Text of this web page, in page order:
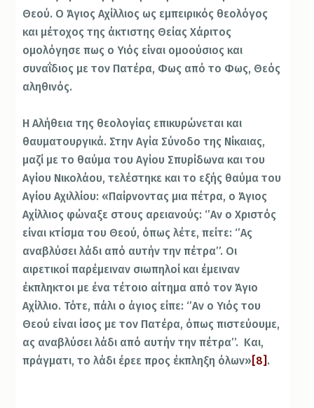
Θεού. Ο Άγιος Αχίλλιος ως εμπειρικός θεολόγος
και μέτοχος της άκτιστης Θείας Χάριτος
ομολόγησε πως ο Υιός είναι ομοούσιος και
συναΐδιος με τον Πατέρα, Φως από το Φως, Θεός
αληθινός.
Η Αλήθεια της θεολογίας επικυρώνεται και
θαυματουργικά. Στην Αγία Σύνοδο της Νίκαιας,
μαζί με το θαύμα του Αγίου Σπυρίδωνα και του
Αγίου Νικολάου, τελέστηκε και το εξής θαύμα του
Αγίου Αχιλλίου: «Παίρνοντας μια πέτρα, ο Άγιος
Αχίλλιος φώναξε στους αρειανούς: ‘’Αν ο Χριστός
είναι κτίσμα του Θεού, όπως λέτε, πείτε: ‘’Ας
αναβλύσει λάδι από αυτήν την πέτρα’’. Οι
αιρετικοί παρέμειναν σιωπηλοί και έμειναν
έκπληκτοι με ένα τέτοιο αίτημα από τον Άγιο
Αχίλλιο. Τότε, πάλι ο άγιος είπε: ‘’Αν ο Υιός του
Θεού είναι ίσος με τον Πατέρα, όπως πιστεύουμε,
ας αναβλύσει λάδι από αυτήν την πέτρα’’. Και,
πράγματι, το λάδι έρεε προς έκπληξη όλων» [8] .